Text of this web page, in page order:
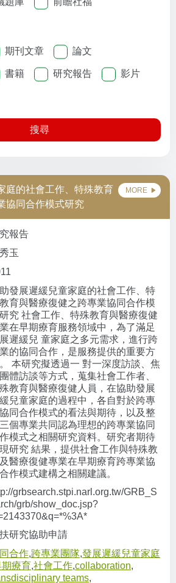
期刊文章 論文
書籍 研究報告 影片
搜尋
庭的社會工作、特殊教育
協同合作模式研究
MORE
報告
玉
發展遲緩兒童家庭的社會工作、特
育與醫療復健之跨專業協同合作模
究 社會工作、特殊教育與醫療復健
在早期療育服務領域中，為了滿足
遲緩兒 童家庭之多元需求，進行跨
的協同合作，是服務提供的重要方
本研究擬透過一 對一深度訪談、焦
體訪談等方式，蒐集社會工作者、
教育與醫療復健人員，在協助發展
兒童家庭的過程中，各自對於跨專
同合作模式的看法與期待，以及整
個專業共同認為理想的跨專業協同
模式之相關研究資料。研究者期待
研究 結果，提供社會工作與特殊教
醫療復健專業在早期療育跨專業協
作模式建構之相關建議。
grbsearch.stpi.narl.org.tw/GRB_S
grb/show_doc.jsp?
研究協助申請
合作,跨專業團隊,發展遲緩兒童家庭
期療育,社會工作,collaboration,
teams,